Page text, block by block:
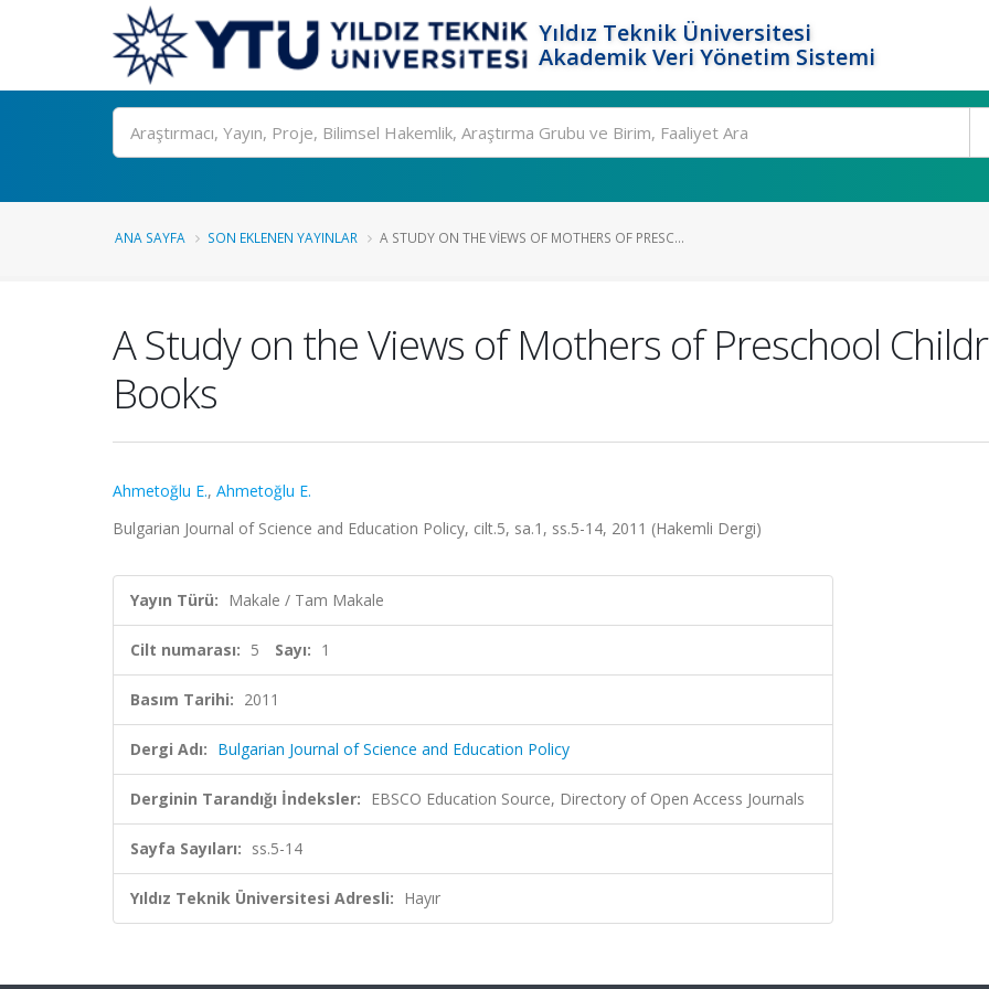
Yıldız Teknik Üniversitesi
Akademik Veri Yönetim Sistemi
Ara
ANA SAYFA SON EKLENEN YAYINLAR A STUDY ON THE VIEWS OF MOTHERS OF PRESC...
A Study on the Views of Mothers of Preschool
Books
Ahmetoğlu E., Ahmetoğlu E.
Bulgarian Journal of Science and Education Policy, cilt.5, sa.1, ss.5-14, 2011 (Hakemli Dergi)
Yayın Türü: Makale / Tam Makale
Cilt numarası: 5 Sayı: 1
Basım Tarihi: 2011
Dergi Adı: Bulgarian Journal of Science and Education Policy
Derginin Tarandığı İndeksler: EBSCO Education Source, Directory of Open Access Journals
Sayfa Sayıları: ss.5-14
Yıldız Teknik Üniversitesi Adresli: Hayır